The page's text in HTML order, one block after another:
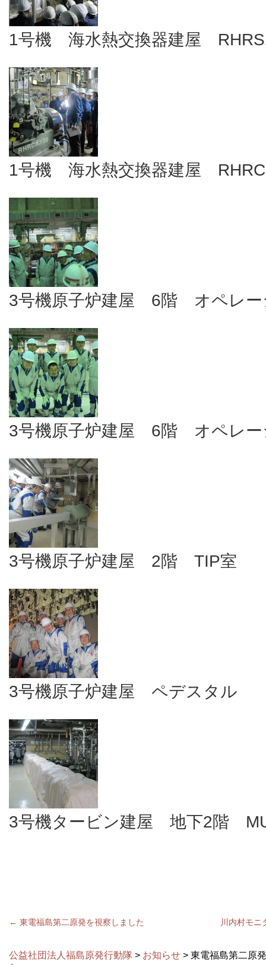
1号機 海水熱交換器建屋
1号機 海水熱交換器建屋
3号機原子炉建屋 6階 オペレー
3号機原子炉建屋 6階 オペレー
3号機原子炉建屋 2階 TIP室
3号機原子炉建屋 ペデスタル
3号機タービン建屋 地下2階
← 東電福島第二原発を視察しました 川内村モ
公益社団法人福島原発行動隊 > お知らせ > 東電福島第二原